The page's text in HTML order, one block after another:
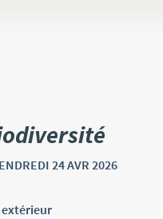
24 AVR 2026
extérieur